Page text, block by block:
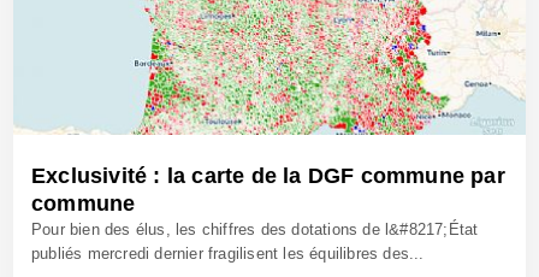
Exclusivité : la carte de la DGF commune par
commune
Pour bien des élus, les chiffres des dotations de l&#8217;État
publiés mercredi dernier fragilisent les équilibres des...